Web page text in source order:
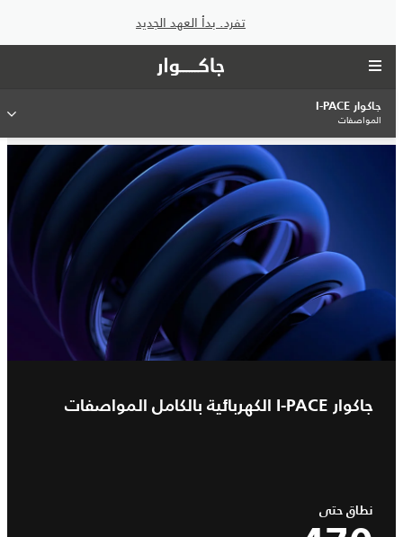
تفرد. بدأ العهد الجديد
جاكوار I‑PACE
المواصفات
جاكوار I‑PACE الكهربائية بالكامل المواصفات
نطاق حتى